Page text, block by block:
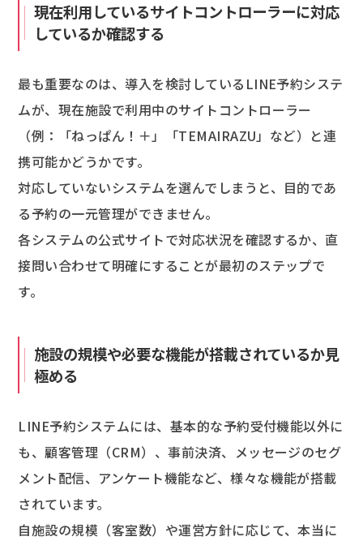
現在利用しているサイトコントローラーに対応
しているか確認する
最も重要なのは、導入を検討しているLINE予約システ
ムが、現在施設で利用中のサイトコントローラー
（例：「ねっぱん！＋」「TEMAIRAZU」など）と連
携可能かどうかです。
対応していないシステムを選んでしまうと、目的であ
る予約の一元管理ができません。
各システムの公式サイトで対応状況を確認するか、直
接問い合わせて明確にすることが最初のステップで
す。
施設の規模や必要な機能が搭載されているか見
極める
LINE予約システムには、基本的な予約受付機能以外に
も、顧客管理（CRM）、事前決済、メッセージのセグ
メント配信、アンケート機能など、様々な機能が搭載
されています。
自施設の規模（客室数）や運営方針に応じて、本当に